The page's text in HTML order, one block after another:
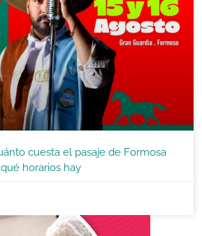
cuesta el pasaje de Formosa
horarios hay